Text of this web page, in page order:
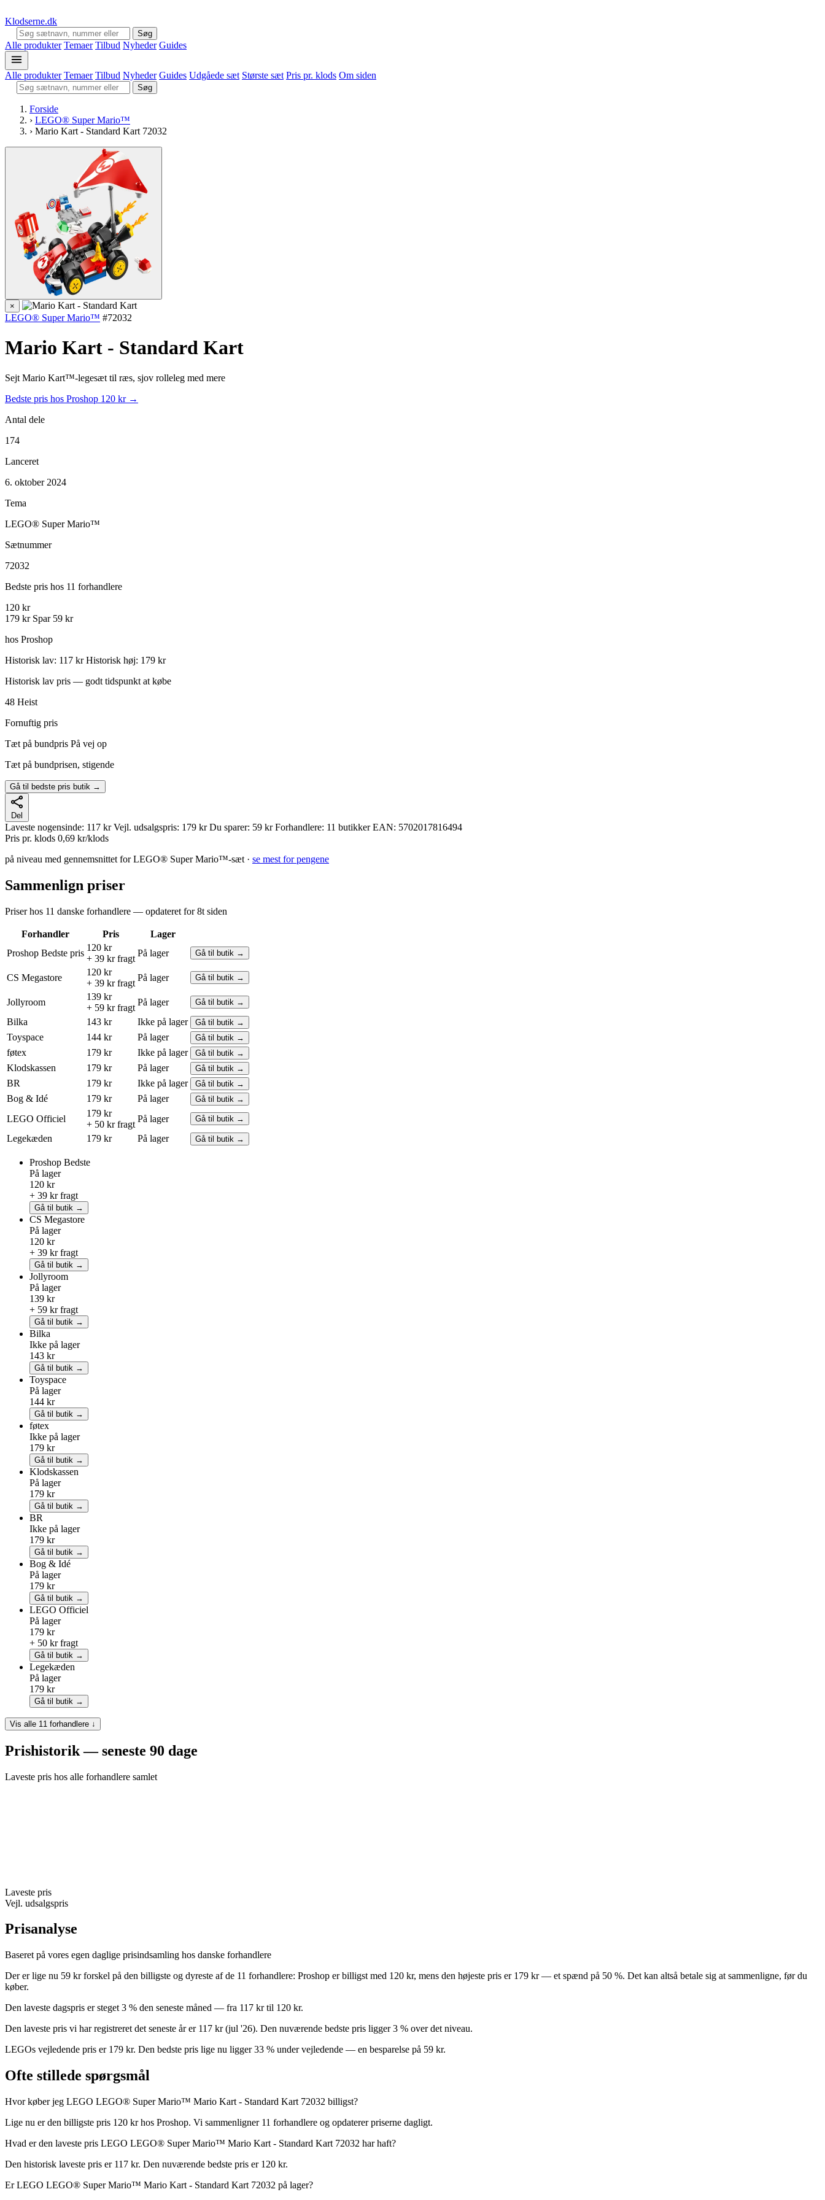
Klodserne.dk
Søg
Alle produkter Temaer Tilbud Nyheder Guides
Alle produkter Temaer Tilbud Nyheder Guides Udgåede sæt Største sæt Pris pr. klods Om siden
Søg
Forside
› LEGO® Super Mario™
› Mario Kart - Standard Kart 72032
×
LEGO® Super Mario™ #72032
Mario Kart - Standard Kart
Sejt Mario Kart™-legesæt til ræs, sjov rolleleg med mere
Bedste pris hos Proshop 120 kr →
Antal dele
174
Lanceret
6. oktober 2024
Tema
LEGO® Super Mario™
Sætnummer
72032
Bedste pris hos 11 forhandlere
120 kr
179 kr Spar 59 kr
hos Proshop
Historisk lav: 117 kr Historisk høj: 179 kr
Historisk lav pris — godt tidspunkt at købe
48 Heist
Fornuftig pris
Tæt på bundpris På vej op
Tæt på bundprisen, stigende
Gå til bedste pris butik →
Del
Laveste nogensinde: 117 kr Vejl. udsalgspris: 179 kr Du sparer: 59 kr Forhandlere: 11 butikker EAN: 5702017816494
Pris pr. klods 0,69 kr/klods
på niveau med gennemsnittet for LEGO® Super Mario™-sæt · se mest for pengene
Sammenlign priser
Priser hos 11 danske forhandlere — opdateret for 8t siden
Forhandler Pris
Lager
Proshop Bedste pris
120 kr
+ 39 kr fragt
På lager Gå til butik →
CS Megastore
120 kr
+ 39 kr fragt
På lager Gå til butik →
Jollyroom
139 kr
+ 59 kr fragt
På lager Gå til butik →
Bilka 143 kr Ikke på lager Gå til butik →
Toyspace 144 kr På lager Gå til butik →
føtex 179 kr Ikke på lager Gå til butik →
Klodskassen 179 kr På lager Gå til butik →
BR 179 kr Ikke på lager Gå til butik →
Bog & Idé 179 kr På lager Gå til butik →
LEGO Officiel
179 kr
+ 50 kr fragt
På lager Gå til butik →
Legekæden 179 kr På lager Gå til butik →
Proshop Bedste
På lager
120 kr
+ 39 kr fragt
Gå til butik →
CS Megastore
På lager
120 kr
+ 39 kr fragt
Gå til butik →
Jollyroom
På lager
139 kr
+ 59 kr fragt
Gå til butik →
Bilka
Ikke på lager
143 kr
Gå til butik →
Toyspace
På lager
144 kr
Gå til butik →
føtex
Ikke på lager
179 kr
Gå til butik →
Klodskassen
På lager
179 kr
Gå til butik →
BR
Ikke på lager
179 kr
Gå til butik →
Bog & Idé
På lager
179 kr
Gå til butik →
LEGO Officiel
På lager
179 kr
+ 50 kr fragt
Gå til butik →
Legekæden
På lager
179 kr
Gå til butik →
Vis alle 11 forhandlere ↓
Prishistorik — seneste 90 dage
Laveste pris hos alle forhandlere samlet
Laveste pris
Vejl. udsalgspris
Prisanalyse
Baseret på vores egen daglige prisindsamling hos danske forhandlere
Der er lige nu 59 kr forskel på den billigste og dyreste af de 11 forhandlere: Proshop er billigst med 120 kr, mens den højeste pris er 179 kr — et spænd på 50 %. Det kan altså betale sig at sammenligne, før du
køber.
Den laveste dagspris er steget 3 % den seneste måned — fra 117 kr til 120 kr.
Den laveste pris vi har registreret det seneste år er 117 kr (jul '26). Den nuværende bedste pris ligger 3 % over det niveau.
LEGOs vejledende pris er 179 kr. Den bedste pris lige nu ligger 33 % under vejledende — en besparelse på 59 kr.
Ofte stillede spørgsmål
Hvor køber jeg LEGO LEGO® Super Mario™ Mario Kart - Standard Kart 72032 billigst?
Lige nu er den billigste pris 120 kr hos Proshop. Vi sammenligner 11 forhandlere og opdaterer priserne dagligt.
Hvad er den laveste pris LEGO LEGO® Super Mario™ Mario Kart - Standard Kart 72032 har haft?
Den historisk laveste pris er 117 kr. Den nuværende bedste pris er 120 kr.
Er LEGO LEGO® Super Mario™ Mario Kart - Standard Kart 72032 på lager?